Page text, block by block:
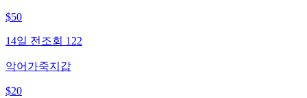
$50
14일 전 조회 122
악어가죽지갑
$20